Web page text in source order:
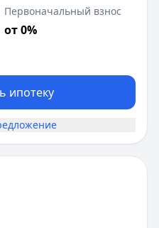
Первоначальный взнос
от 0%
ипотеку